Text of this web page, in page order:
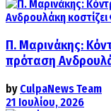
Π. Μαρινάκης:
πρόταση
by CulpaNews Team
21 Ιουλίου, 2026